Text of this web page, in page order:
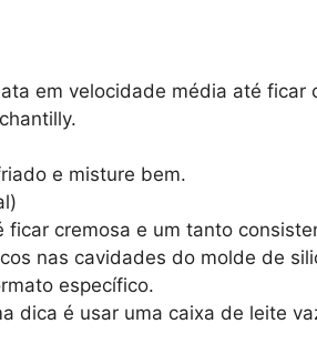
em velocidade média até ficar
e misture bem.
cremosa e um tanto
nas cavidades do molde de
específico.
dica é usar uma caixa de leite